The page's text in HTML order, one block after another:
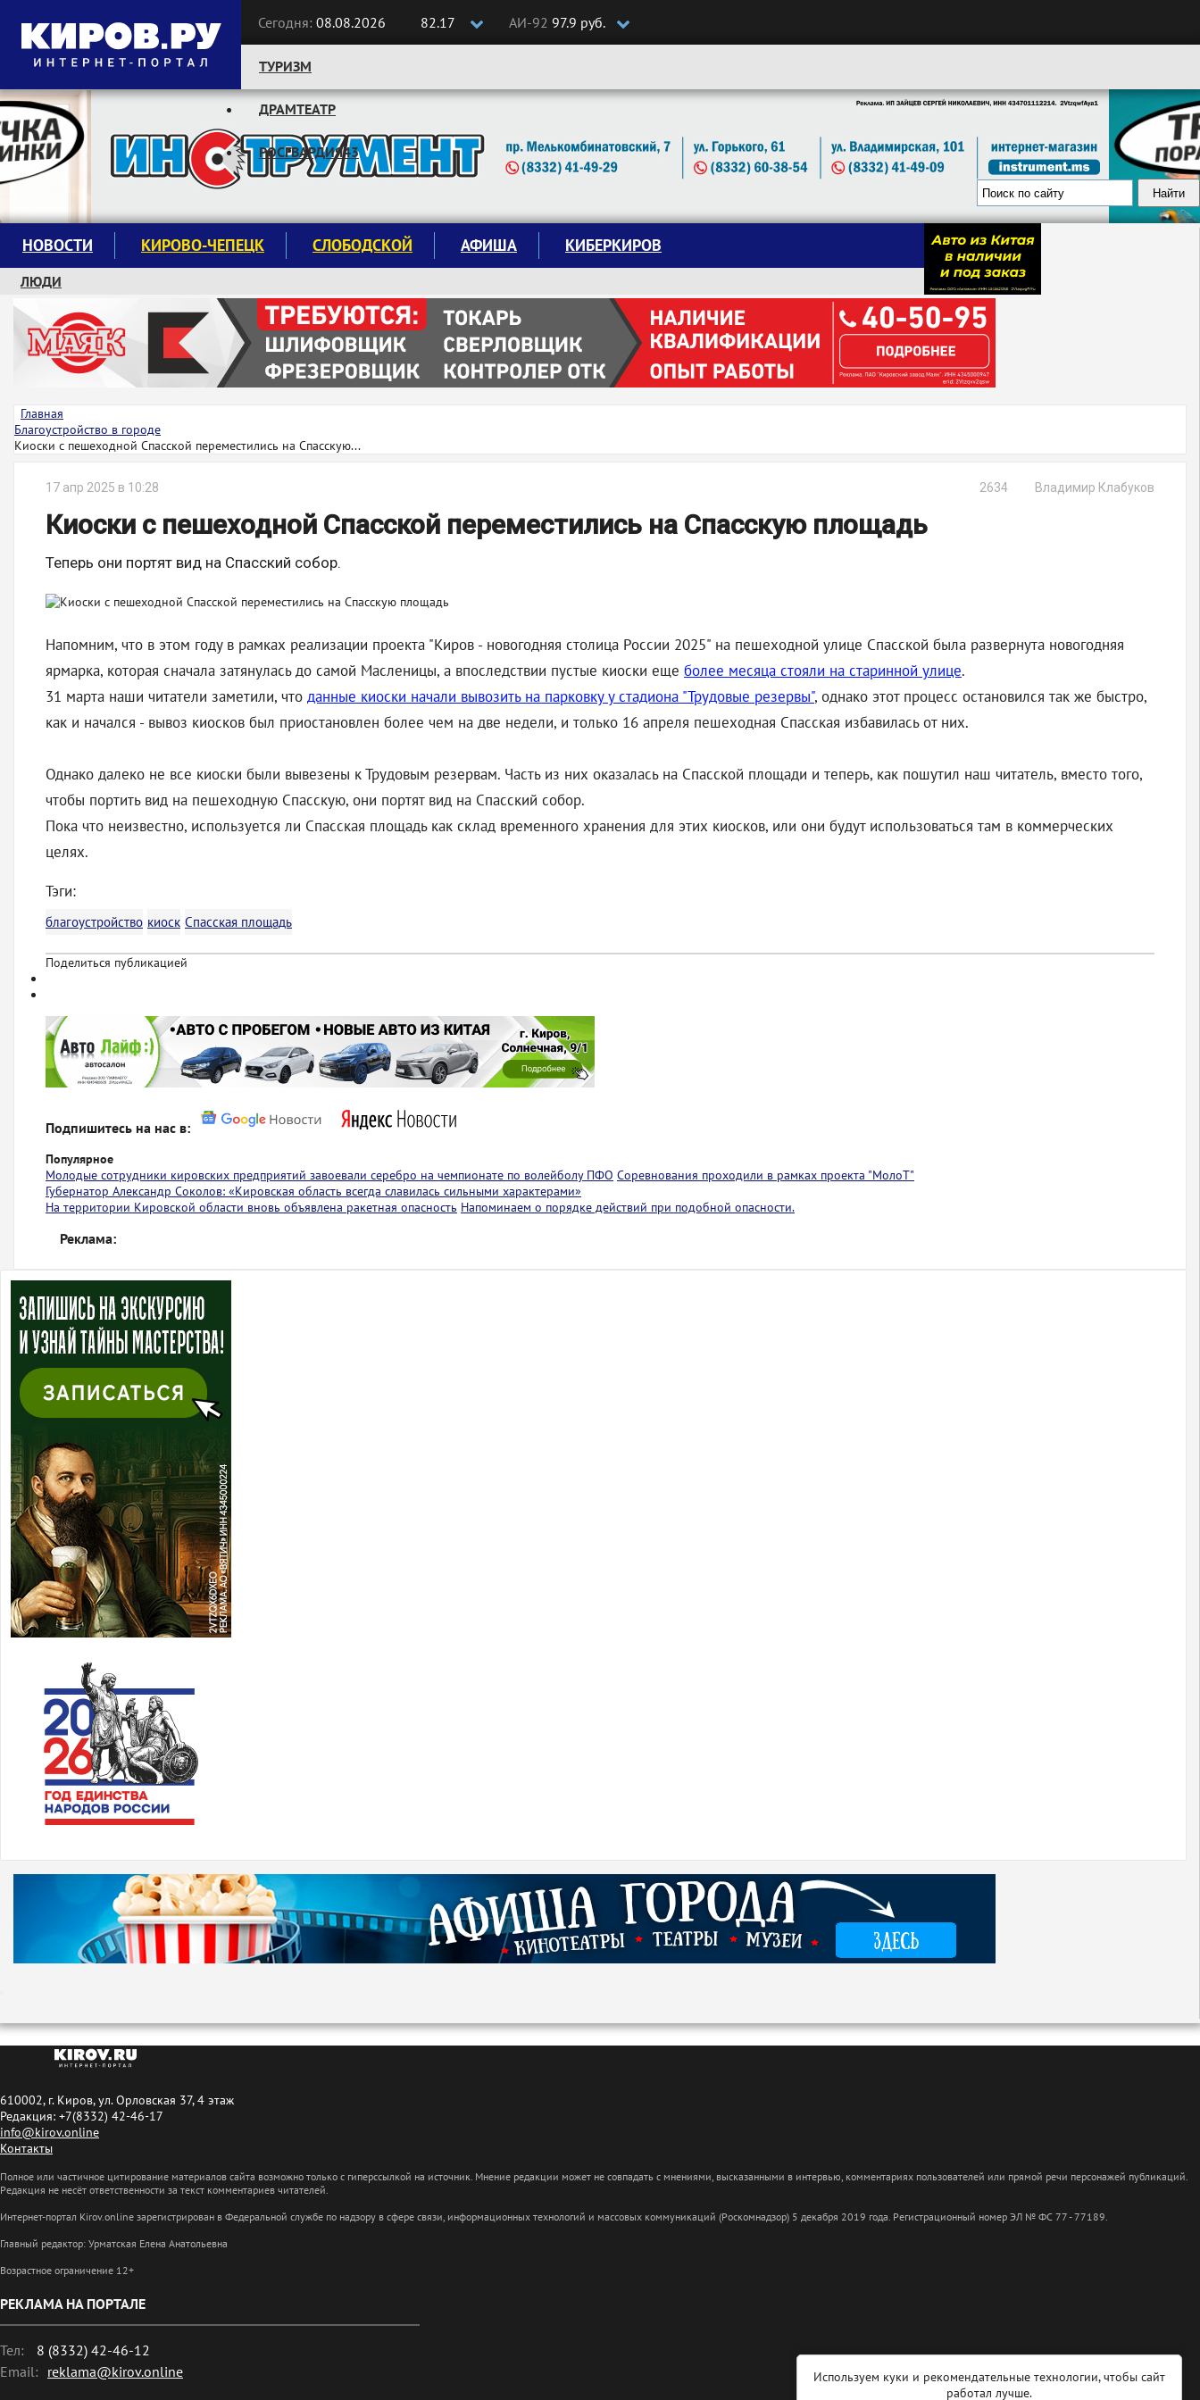
Сегодня: 08.08.2026 82.17 АИ-92 97.9 руб.
Следите за новостями:
ТУРИЗМ
ДРАМТЕАТР
РОСГВАРДИЯ43
НОВОСТИ КИРОВО-ЧЕПЕЦК СЛОБОДСКОЙ АФИША КИБЕРКИРОВ
ЛЮДИ
КРУЖКИ И СЕКЦИИ
ЗАВОДУ "МАЯК" 85 ЛЕТ
ЭКОЛОГИЯ
Главная
Благоустройство в городе
Киоски с пешеходной Спасской переместились на Спасскую...
17 апр 2025 в 10:28 Владимир Клабуков
2634
Киоски с пешеходной Спасской переместились на Спасскую площадь
Теперь они портят вид на Спасский собор.
Напомним, что в этом году в рамках реализации проекта "Киров - новогодняя столица России 2025" на пешеходной улице Спасской была развернута новогодняя
ярмарка, которая сначала затянулась до самой Масленицы, а впоследствии пустые киоски еще более месяца стояли на старинной улице.
31 марта наши читатели заметили, что данные киоски начали вывозить на парковку у стадиона "Трудовые резервы", однако этот процесс остановился так же быстро,
как и начался - вывоз киосков был приостановлен более чем на две недели, и только 16 апреля пешеходная Спасская избавилась от них.
Однако далеко не все киоски были вывезены к Трудовым резервам. Часть из них оказалась на Спасской площади и теперь, как пошутил наш читатель, вместо того,
чтобы портить вид на пешеходную Спасскую, они портят вид на Спасский собор.
Пока что неизвестно, используется ли Спасская площадь как склад временного хранения для этих киосков, или они будут использоваться там в коммерческих
целях.
Тэги:
благоустройство киоск Спасская площадь
Поделиться публикацией
Подпишитесь на нас в:
Популярное
Молодые сотрудники кировских предприятий завоевали серебро на чемпионате по волейболу ПФО Соревнования проходили в рамках проекта "МолоТ"
Губернатор Александр Соколов: «Кировская область всегда славилась сильными характерами»
На территории Кировской области вновь объявлена ракетная опасность Напоминаем о порядке действий при подобной опасности.
Реклама:
610002, г. Киров, ул. Орловская 37, 4 этаж
Редакция: +7(8332) 42-46-17
info@kirov.online
Контакты
Полное или частичное цитирование материалов сайта возможно только с гиперссылкой на источник. Мнение редакции может не совпадать с мнениями, высказанными в интервью, комментариях пользователей или прямой речи персонажей публикаций.
Редакция не несёт ответственности за текст комментариев читателей.
Интернет-портал Kirov.online зарегистрирован в Федеральной службе по надзору в сфере связи, информационных технологий и массовых коммуникаций (Роскомнадзор) 5 декабря 2019 года. Регистрационный номер ЭЛ № ФС 77 - 77189.
Главный редактор: Урматская Елена Анатольевна
Возрастное ограничение 12+
РЕКЛАМА НА ПОРТАЛЕ
Тел:
8 (8332) 42-46-12
Email: reklama@kirov.online
Используем куки и рекомендательные технологии, чтобы сайт
работал лучше.